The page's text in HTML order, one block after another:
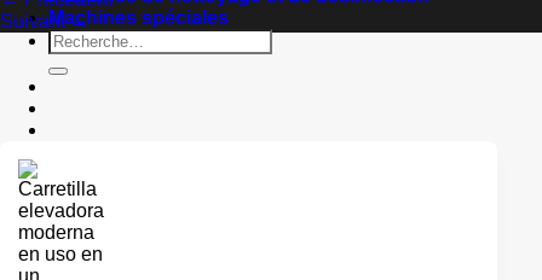
Machines spéciales
Recherche
pour :
Suivant→